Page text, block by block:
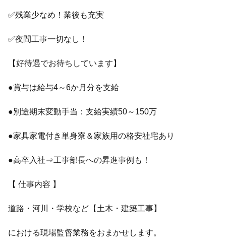
✅残業少なめ！業後も充実
✅夜間工事一切なし！
【好待遇でお待ちしています】
●賞与は給与4～6か月分を支給
●別途期末変動手当：支給実績50～150万
●家具家電付き単身寮＆家族用の格安社宅あり
●高卒入社⇒工事部長への昇進事例も！
【 仕事内容 】
道路・河川・学校など【土木・建築工事】
における現場監督業務をおまかせします。